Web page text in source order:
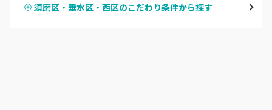
ハンドスカルプ
須磨区・垂水区・西区のこだわり条件から探す